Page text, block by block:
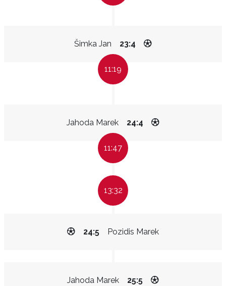
Šimka Jan 23:4
11:19
Jahoda Marek 24:4
11:47
13:32
Pozidis Marek
24:5
Jahoda Marek 25:5